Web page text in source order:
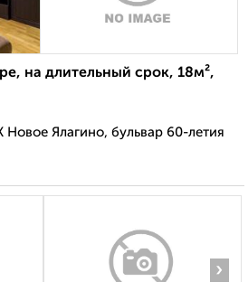
на длительный срок, 18м²,
Ялагино, бульвар 60-летия
›